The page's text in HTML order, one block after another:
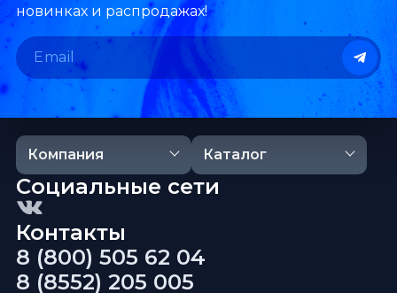
новинках и распродажах!
Компания Каталог
Контакты
8 (800) 505 62 04
8 (8552) 205 005
Социальные сети